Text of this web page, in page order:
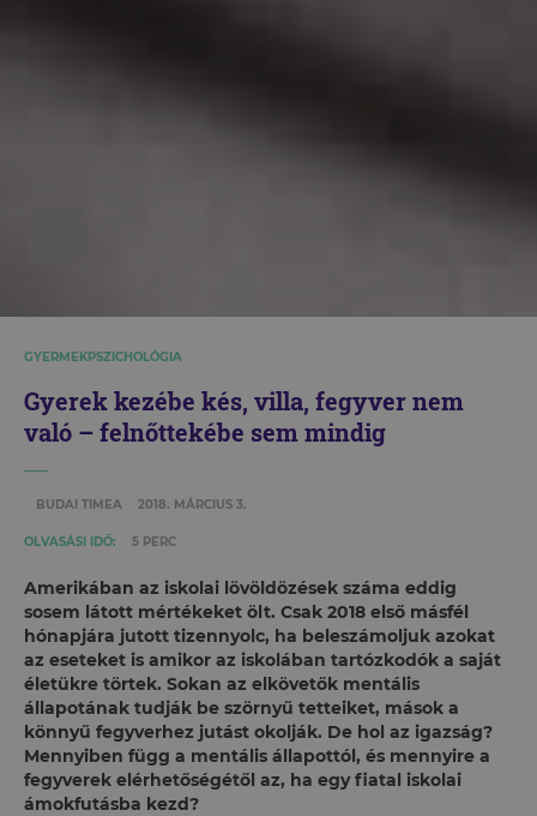
GYERMEKPSZICHOLÓGIA
Gyerek kezébe kés, villa, fegyver nem
való – felnőttekébe sem mindig
BUDAI TIMEA 2018. MÁRCIUS 3.
OLVASÁSI IDŐ: 5 PERC
Amerikában az iskolai lövöldözések száma eddig
sosem látott mértékeket ölt. Csak 2018 első másfél
hónapjára jutott tizennyolc, ha beleszámoljuk azokat
az eseteket is amikor az iskolában tartózkodók a saját
életükre törtek. Sokan az elkövetők mentális
állapotának tudják be szörnyű tetteiket, mások a
könnyű fegyverhez jutást okolják. De hol az igazság?
Mennyiben függ a mentális állapottól, és mennyire a
fegyverek elérhetőségétől az, ha egy fiatal iskolai
ámokfutásba kezd?